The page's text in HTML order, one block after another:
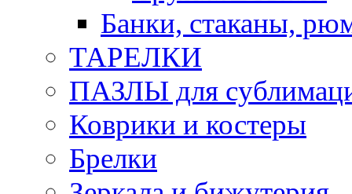
Банки, стаканы,
ТАРЕЛКИ
ПАЗЛЫ для
Коврики и костеры
Брелки